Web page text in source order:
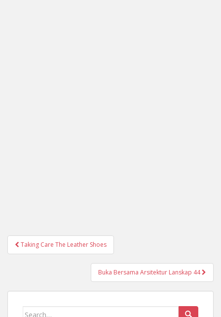
Post navigation
Taking Care The Leather Shoes
Buka Bersama Arsitektur Lanskap 44
Search for: